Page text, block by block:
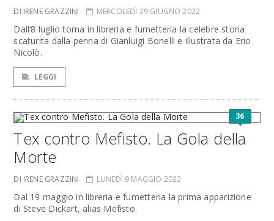
DI IRENE GRAZZINI MERCOLEDÌ 29 GIUGNO 2022
Dall’8 luglio torna in libreria e fumetteria la celebre storia
scaturita dalla penna di Gianluigi Bonelli e illustrata da Erio
Nicolò.
LEGGI
36
Tex contro Mefisto. La Gola della
Morte
DI IRENE GRAZZINI LUNEDÌ 9 MAGGIO 2022
Dal 19 maggio in libreria e fumetteria la prima apparizione
di Steve Dickart, alias Mefisto.